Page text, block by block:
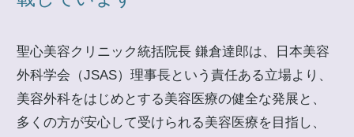
聖心美容クリニック統括院長 鎌倉達郎は、日本美容
外科学会（JSAS）理事長という責任ある立場より、
美容外科をはじめとする美容医療の健全な発展と、
多くの方が安心して受けられる美容医療を目指し、